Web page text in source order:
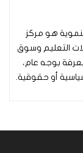
هو مركز
التعليم وسوق
بوجه عام،
أو حقوقية.